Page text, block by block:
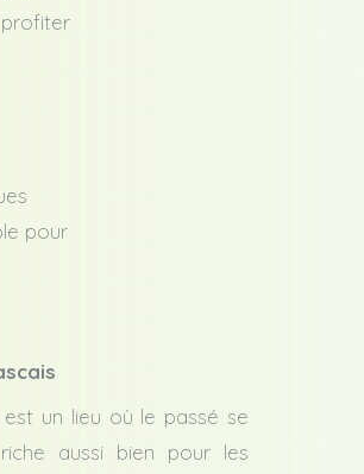
profiter
pour
est un lieu où le passé se
aussi bien pour les